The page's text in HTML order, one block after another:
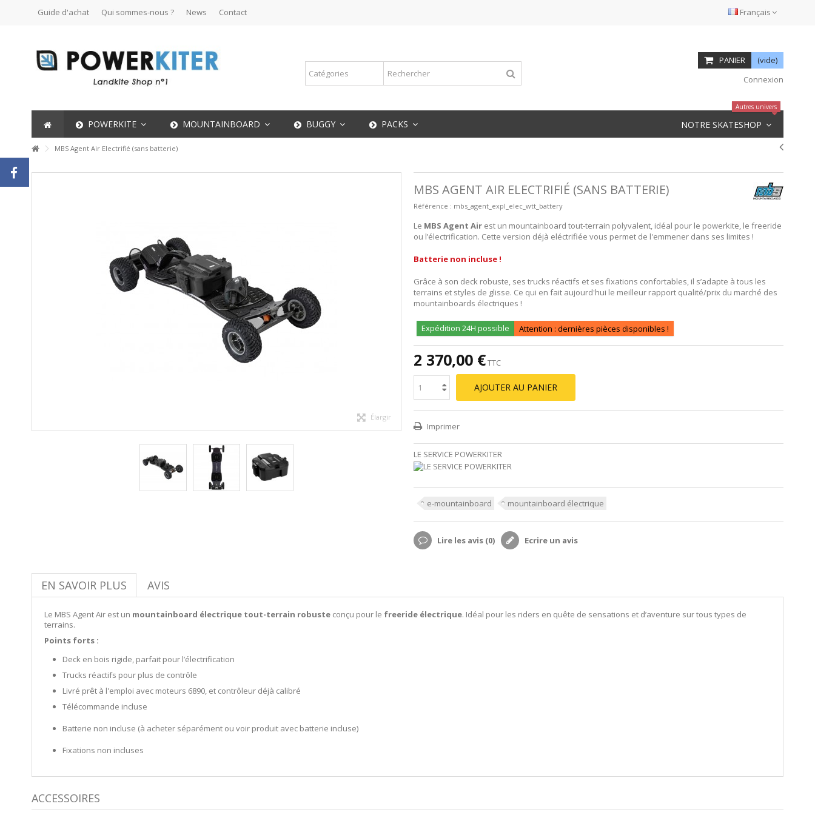
Français
Guide d'achat Qui sommes-nous ? News Contact
PANIER
(vide)
Connexion
POWERKITE MOUNTAINBOARD BUGGY PACKS NOTRE SKATESHOP
Autres univers
MBS Agent Air Electrifié (sans batterie)
Élargir
MBS AGENT AIR ELECTRIFIÉ (SANS BATTERIE)
Référence : mbs_agent_expl_elec_wtt_battery
Le MBS Agent Air est un mountainboard tout-terrain polyvalent, idéal pour le powerkite, le freeride
ou l’électrification. Cette version déjà eléctrifiée vous permet de l'emmener dans ses limites !
Batterie non incluse !
Grâce à son deck robuste, ses trucks réactifs et ses fixations confortables, il s’adapte à tous les
terrains et styles de glisse. Ce qui en fait aujourd'hui le meilleur rapport qualité/prix du marché des
mountainboards électriques !
Expédition 24H possible Attention : dernières pièces disponibles !
2 370,00 €TTC
AJOUTER AU PANIER
Imprimer
LE SERVICE POWERKITER
e-mountainboard mountainboard électrique
Lire les avis (0) Ecrire un avis
EN SAVOIR PLUS AVIS
Le MBS Agent Air est un mountainboard électrique tout-terrain robuste conçu pour le freeride électrique. Idéal pour les riders en quête de sensations et d’aventure sur tous types de
terrains.
Points forts :
Deck en bois rigide, parfait pour l’électrification
Trucks réactifs pour plus de contrôle
Livré prêt à l'emploi avec moteurs 6890, et contrôleur déjà calibré
Télécommande incluse
Batterie non incluse (à acheter séparément ou voir produit avec batterie incluse)
Fixations non incluses
ACCESSOIRES